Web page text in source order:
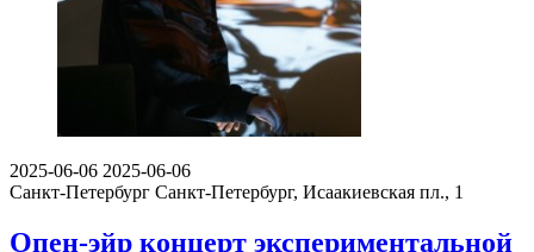
2025-06-06 2025-06-06
Санкт-Петербург Санкт-Петербург, Исаакиевская пл., 1
Опен-эйр концерт экспериментальной